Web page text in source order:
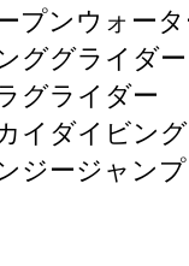
プンウォー
ググライダー
グライダー
イダイビング
ジージャンプ